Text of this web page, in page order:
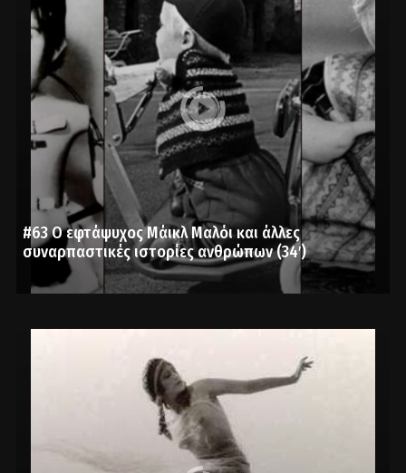
#63 Ο εφτάψυχος Μάικλ Μαλόι και άλλες
συναρπαστικές ιστορίες ανθρώπων (34′)